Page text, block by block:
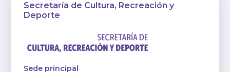
Secretaría de Cultura, Recreación y
Deporte
Sede principal